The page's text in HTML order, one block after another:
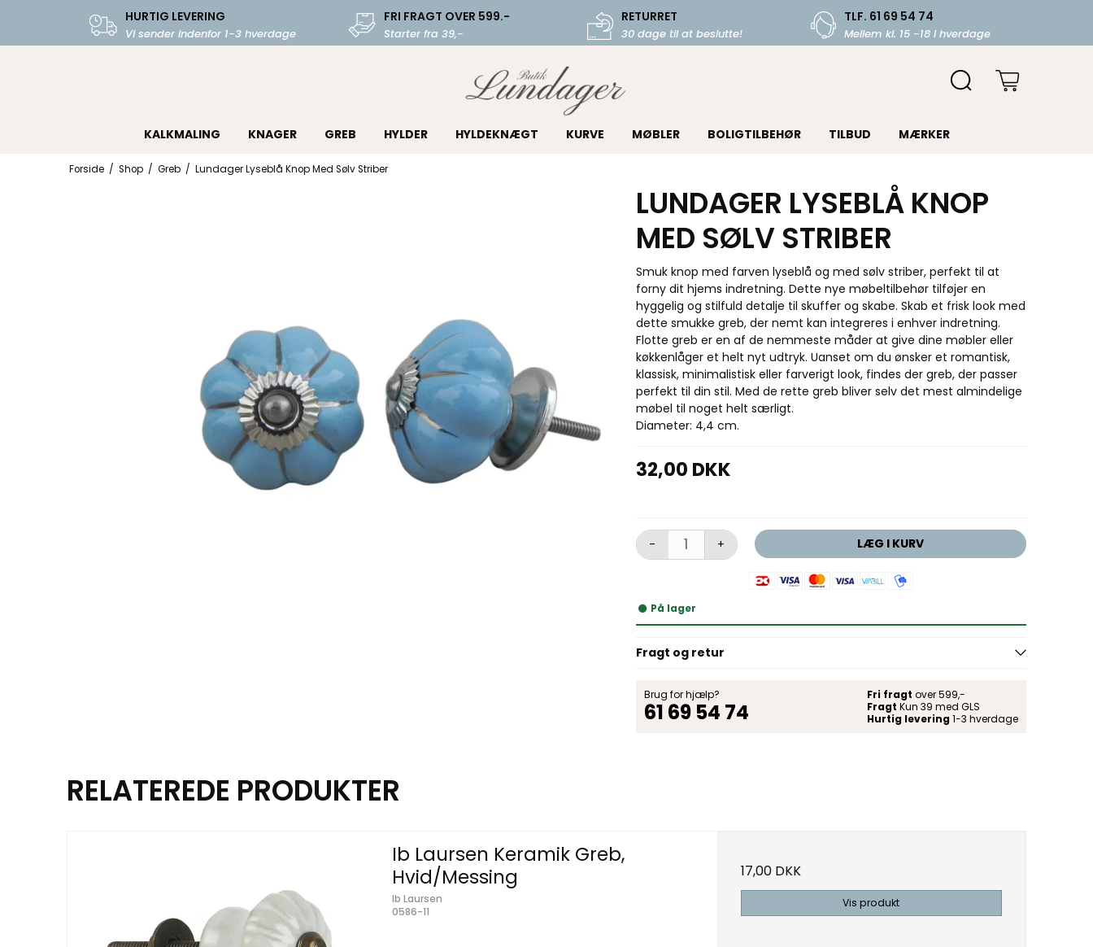
HURTIG LEVERING
Vi sender indenfor 1-3 hverdage
FRI FRAGT OVER 599.-
Starter fra 39,-
RETURRET
30 dage til at beslutte!
TLF. 61 69 54 74
Mellem kl. 15 -18 i hverdage
KALKMALING KNAGER GREB HYLDER HYLDEKNÆGT KURVE MØBLER BOLIGTILBEHØR TILBUD MÆRKER
Forside / Shop / Greb / Lundager Lyseblå Knop Med Sølv Striber
LUNDAGER LYSEBLÅ KNOP
MED SØLV STRIBER
Smuk knop med farven lyseblå og med sølv striber, perfekt til at
forny dit hjems indretning. Dette nye møbeltilbehør tilføjer en
hyggelig og stilfuld detalje til skuffer og skabe. Skab et frisk look med
dette smukke greb, der nemt kan integreres i enhver indretning.
Flotte greb er en af de nemmeste måder at give dine møbler eller
køkkenlåger et helt nyt udtryk. Uanset om du ønsker et romantisk,
klassisk, minimalistisk eller farverigt look, findes der greb, der passer
perfekt til din stil. Med de rette greb bliver selv det mest almindelige
møbel til noget helt særligt.
Diameter: 4,4 cm.
32,00 DKK
- + LÆG I KURV
På lager
Fragt og retur
Brug for hjælp?
61 69 54 74
Fri fragt over 599,-
Fragt Kun 39 med GLS
Hurtig levering 1-3 hverdage
RELATEREDE PRODUKTER
Ib Laursen Keramik Greb,
Hvid/Messing
Ib Laursen
0586-11
17,00 DKK
Vis produkt